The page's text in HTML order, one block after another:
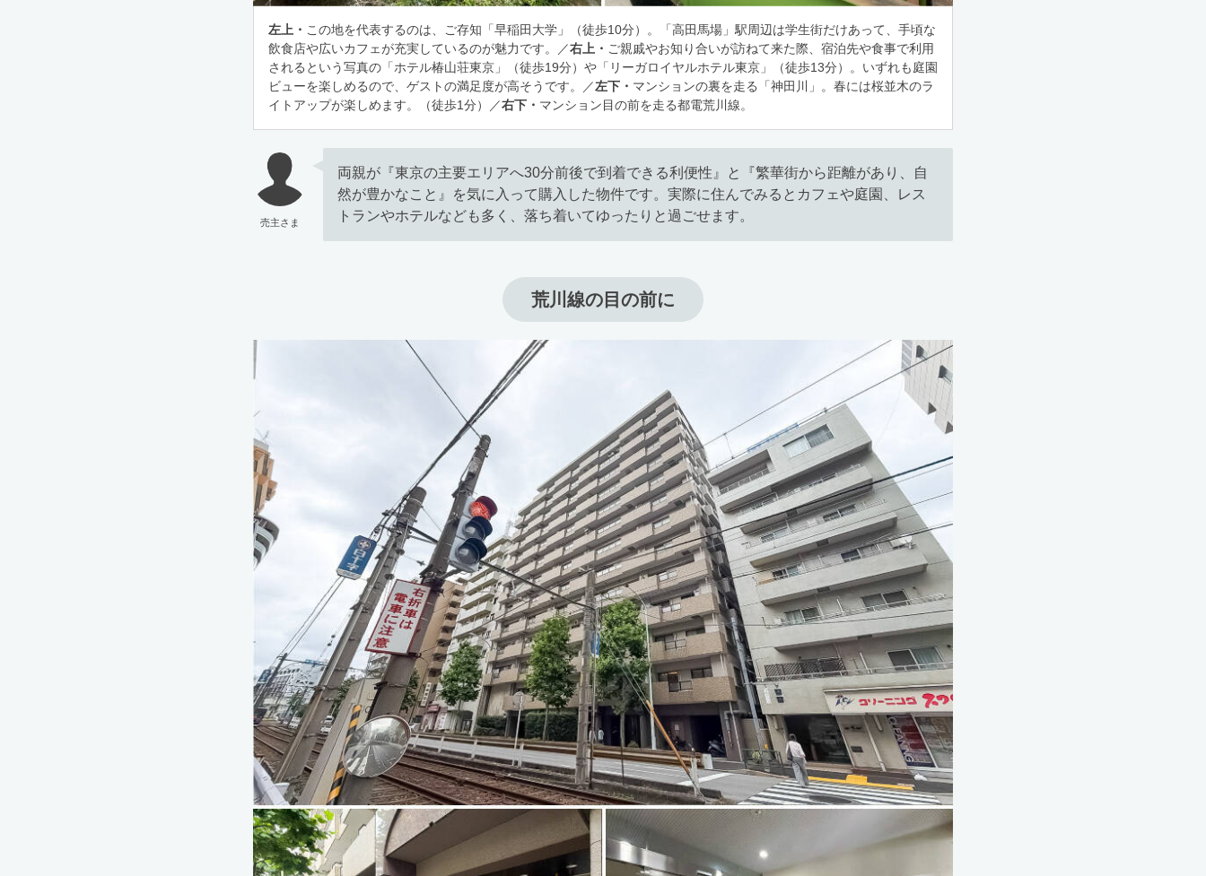
左上・ この地を代表するのは、ご存知「早稲田大学」（徒歩10分）。「高田馬場」駅周辺は学生街だけあって、手頃な
飲食店や広いカフェが充実しているのが魅力です。／右上・ ご親戚やお知り合いが訪ねて来た際、宿泊先や食事で利用
されるという写真の「ホテル椿山荘東京」（徒歩19分）や「リーガロイヤルホテル東京」（徒歩13分）。いずれも庭園
ビューを楽しめるので、ゲストの満足度が高そうです。／左下・ マンションの裏を走る「神田川」。春には桜並木のラ
イトアップが楽しめます。（徒歩1分）／右下・ マンション目の前を走る都電荒川線。
売主さま
両親が『東京の主要エリアへ30分前後で到着できる利便性』と『繁華街から距離があり、自
然が豊かなこと』を気に入って購入した物件です。実際に住んでみるとカフェや庭園、レス
トランやホテルなども多く、落ち着いてゆったりと過ごせます。
荒川線の目の前に